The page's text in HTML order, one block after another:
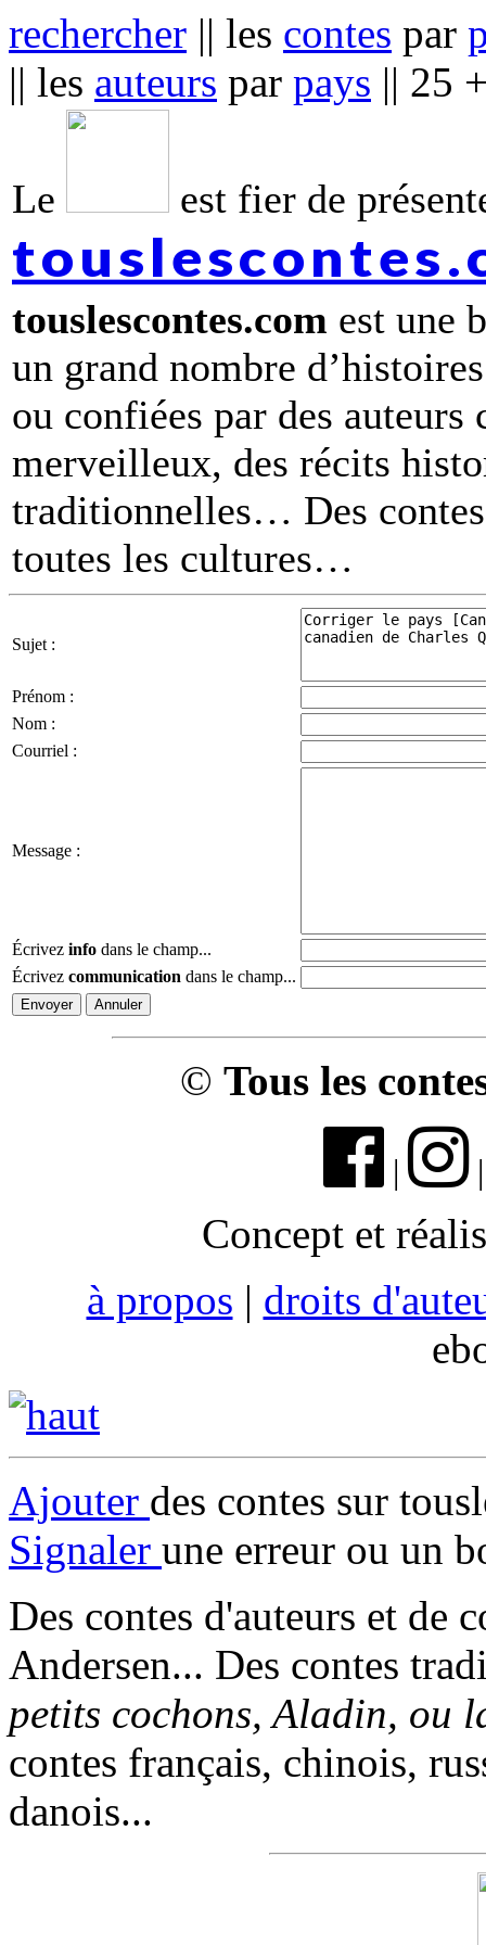
rechercher || les contes par
|| les auteurs par pays || 25
Le est fier de
touslescontes.com est une
un grand nombre
ou confiées par des
merveilleux, des récits
traditionnelles… Des
toutes les cultures
Sujet :
Prénom :
Nom :
Courriel :
Message :
Écrivez info dans le champ...
Écrivez communication dans le champ...
© Tous les
|
Concept et
à propos | droits
Ajouter des contes sur
Signaler une erreur ou un
Des contes d'auteurs et de
Andersen... Des contes
petits cochons, Aladin, ou
contes français, chinois,
danois...